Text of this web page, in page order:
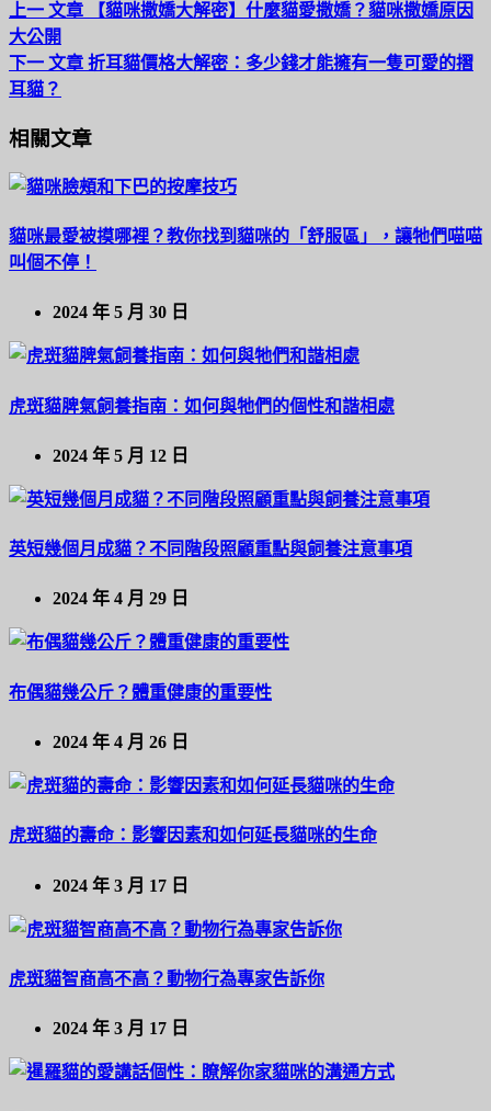
分
享
上一 文章
【貓咪撒嬌大解密】什麼貓愛撒嬌？貓咪撒嬌原因
大公開
下一 文章 折耳貓價格大解密：多少錢才能擁有一隻可愛的摺
耳貓？
相關文章
貓咪最愛被摸哪裡？教你找到貓咪的「舒服區」，讓牠們喵喵
叫個不停！
2024 年 5 月 30 日
虎斑貓脾氣飼養指南：如何與牠們的個性和諧相處
2024 年 5 月 12 日
英短幾個月成貓？不同階段照顧重點與飼養注意事項
2024 年 4 月 29 日
布偶貓幾公斤？體重健康的重要性
2024 年 4 月 26 日
虎斑貓的壽命：影響因素和如何延長貓咪的生命
2024 年 3 月 17 日
虎斑貓智商高不高？動物行為專家告訴你
2024 年 3 月 17 日